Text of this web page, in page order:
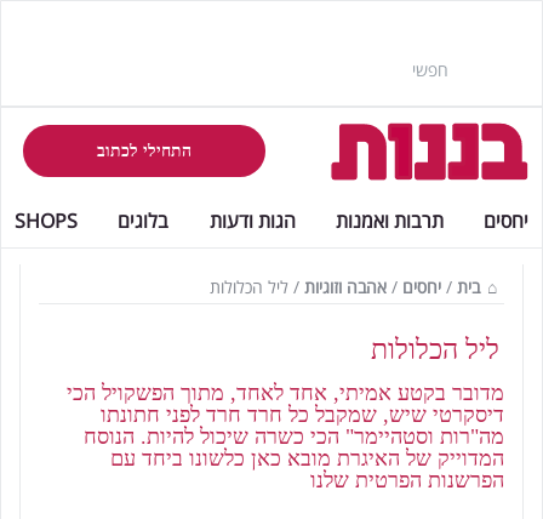
התחילי לכתוב
יחסים תרבות ואמנות הגות ודעות בלוגים SHOPS
בית / יחסים / אהבה וזוגיות / ליל הכלולות
ליל הכלולות
מדובר בקטע אמיתי, אחד לאחד, מתוך הפשקויל הכי
דיסקרטי שיש, שמקבל כל חרד חרד לפני חתונתו
מה"רות וסטהיימר" הכי כשרה שיכול להיות. הנוסח
המדוייק של האיגרת מובא כאן כלשונו ביחד עם
הפרשנות הפרטית שלנו